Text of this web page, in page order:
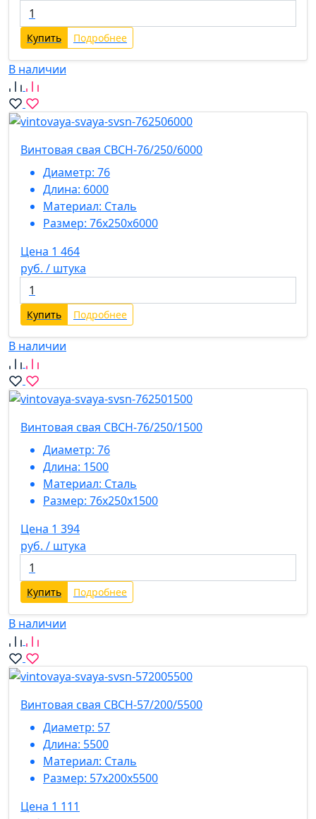
Купить Подробнее
В наличии
Винтовая свая СВСН-76/250/6000
Диаметр: 76
Длина: 6000
Материал: Сталь
Размер: 76х250х6000
Цена 1 464
руб. / штука
Купить Подробнее
В наличии
Винтовая свая СВСН-76/250/1500
Диаметр: 76
Длина: 1500
Материал: Сталь
Размер: 76х250х1500
Цена 1 394
руб. / штука
Купить Подробнее
В наличии
Винтовая свая СВСН-57/200/5500
Диаметр: 57
Длина: 5500
Материал: Сталь
Размер: 57х200х5500
Цена 1 111